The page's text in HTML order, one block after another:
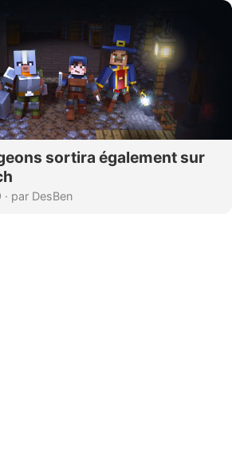
sortira également sur
· par DesBen